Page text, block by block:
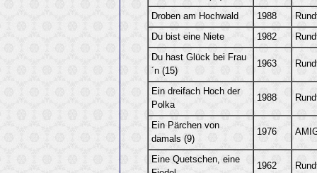
Droben am Hochwald 1988
Du bist eine Niete 1982
Du hast Glück bei Frau
´n (15)
1963
Ein dreifach Hoch der
Polka
1988
Ein Pärchen von
damals (9)
1976
Eine Quetschen, eine
1962